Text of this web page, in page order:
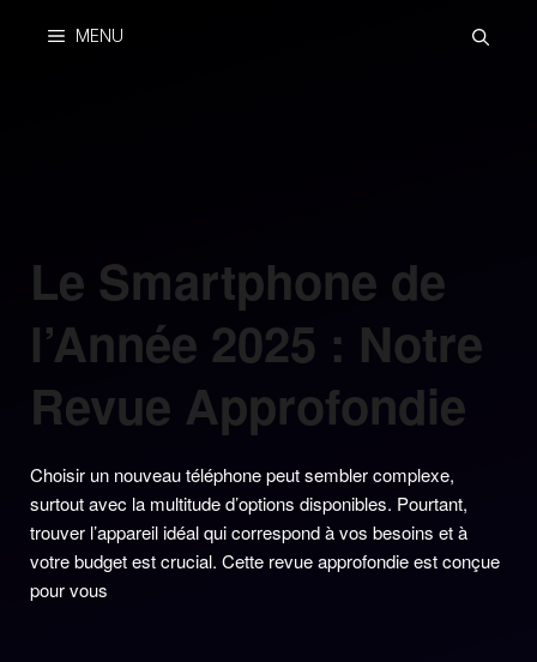
MENU
Le Smartphone de
l’Année 2025 : Notre
Revue Approfondie
Choisir un nouveau téléphone peut sembler complexe,
surtout avec la multitude d’options disponibles. Pourtant,
trouver l’appareil idéal qui correspond à vos besoins et à
votre budget est crucial. Cette revue approfondie est conçue
pour vous